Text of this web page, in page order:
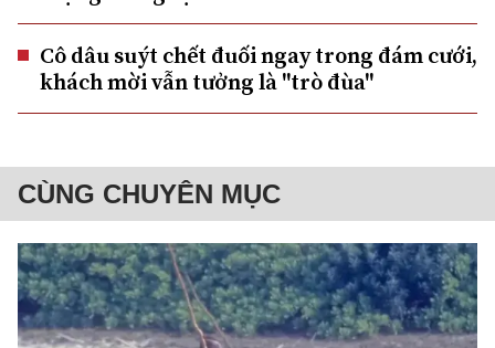
Cô dâu suýt chết đuối ngay trong đám cưới,
khách mời vẫn tưởng là "trò đùa"
CÙNG CHUYÊN MỤC